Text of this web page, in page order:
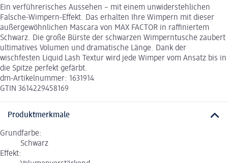
Ein verführerisches Aussehen – mit einem unwiderstehlichen
Falsche-Wimpern-Effekt. Das erhalten Ihre Wimpern mit dieser
außergewöhnlichen Mascara von MAX FACTOR in raffiniertem
Schwarz. Die große Bürste der schwarzen Wimperntusche zaubert
ultimatives Volumen und dramatische Länge. Dank der
wischfesten Liquid Lash Textur wird jede Wimper vom Ansatz bis in
die Spitze perfekt gefärbt.
dm-Artikelnummer: 1631914
GTIN 3614229458169
Produktmerkmale
Grundfarbe:
Schwarz
Effekt: